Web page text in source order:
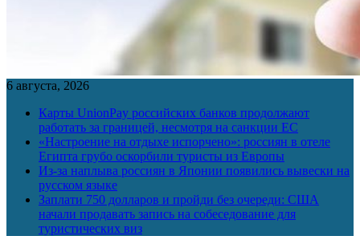
6 августа, 2026
Карты UnionPay российских банков продолжают
работать за границей, несмотря на санкции ЕС
«Настроение на отдыхе испорчено»: россиян в отеле
Египта грубо оскорбили туристы из Европы
Из-за наплыва россиян в Японии появились вывески на
русском языке
Заплати 750 долларов и пройди без очереди: США
начали продавать запись на собеседование для
туристических виз